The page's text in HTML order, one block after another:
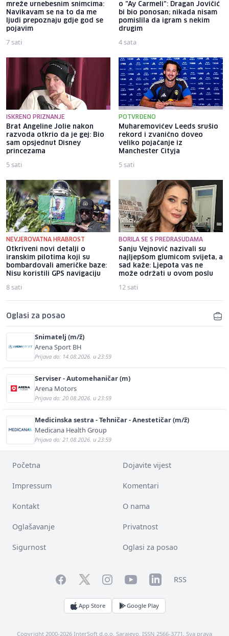
mreže urnebesnim snimcima:
Navikavam se na to da me
ljudi prepoznaju gdje god se
pojavim
7 sati
o "Ay Carmeli": Dragan Jovičić
bi bio ponosan; nikada nisam
pomislila da igram s nekim
drugim
4 sata
ISKRENO PRIZNANJE
Brat Angeline Jolie nakon
razvoda otkrio da je gej: Bio
sam opsjednut Disney
princezama
5 sati
POTVRĐENO
Muharemovićev Leeds srušio
rekord i zvanično doveo
veliko pojačanje iz
Manchester Cityja
5 sati
NEVJEROVATNA HRABROST
Otkriveni novi detalji o
iranskim pilotima koji su
bombardovali američke baze:
Nisu koristili GPS navigaciju
8 sati
BORILA SE S PREDRASUDAMA
Sanju Vejnović nazivali su
najljepšom glumicom svijeta, a
sad kaže: Ljepota vas ne
može održati u ovom poslu
12 sati
Oglasi za posao
Snimatelj (m/ž)
Arena Sport BH
Prijava do: 14.08.2026. u 23:59
Serviser - Automehaničar (m)
Arena Motors
Prijava do: 20.08.2026. u 23:59
Medicinska sestra - Tehničar - Anestetičar (m/ž)
Medicana Health Group
Prijava do: 21.08.2026. u 23:59
Početna Dojavite vijest
Impressum Komentari
Kontakt O nama
Oglašavanje Privatnost
Sigurnost Oglasi za posao
FacebookTwitterInstagramYouTubeLinkedInRSS
App Store Google Play
Copyright 2000-2026 InterSoft d.o.o. Sarajevo. ISSN 2566-3771. Sva prava